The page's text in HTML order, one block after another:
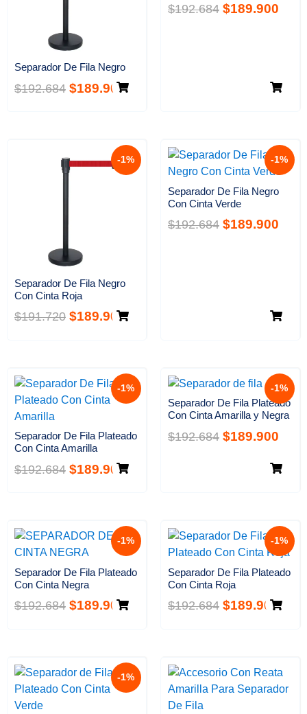
Separador De Fila Negro
$192.684 $189.900
$192.684 $189.900
-1%
Separador De Fila Negro
Con Cinta Roja
$191.720 $189.900
-1%
Separador De Fila Negro
Con Cinta Verde
$192.684 $189.900
-1%
Separador De Fila Plateado
Con Cinta Amarilla
$192.684 $189.900
-1%
Separador De Fila Plateado
Con Cinta Amarilla y Negra
$192.684 $189.900
-1%
Separador De Fila Plateado
Con Cinta Negra
$192.684 $189.900
-1%
Separador De Fila Plateado
Con Cinta Roja
$192.684 $189.900
-1%